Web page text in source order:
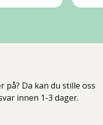
på? Da kan du stille oss
innen 1-3 dager.